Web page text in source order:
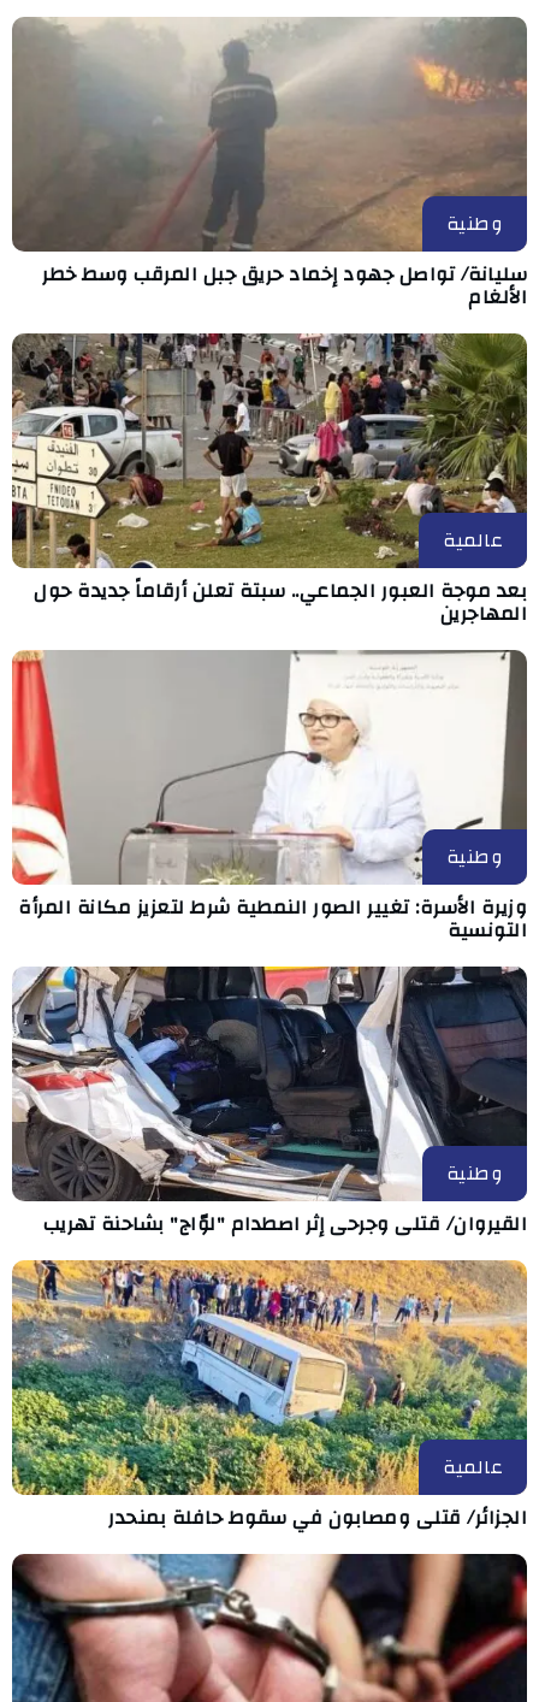
وطنية
سليانة/ تواصل جهود إخماد حريق جبل المرقب وسط خطر
الألغام
عالمية
بعد موجة العبور الجماعي.. سبتة تعلن أرقاماً جديدة حول
المهاجرين
وطنية
وزيرة الأسرة: تغيير الصور النمطية شرط لتعزيز مكانة المرأة
التونسية
وطنية
القيروان/ قتلى وجرحى إثر اصطدام "لوّاج" بشاحنة تهريب
عالمية
الجزائر/ قتلى ومصابون في سقوط حافلة بمنحدر